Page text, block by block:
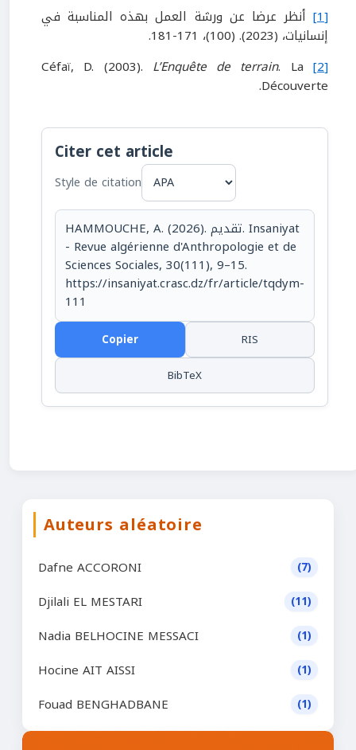
[1]
أنظر عرضا عن ورشة العمل بهذه المناسبة في
إنسانيات، (2023). (100)، 171-181.
[2]
Céfaï, D. (2003).
L’Enquête de terrain. La
Découverte.
Citer cet article
Style de citation
HAMMOUCHE, A. (2026). تقديم. Insaniyat
- Revue algérienne d'Anthropologie et de
Sciences Sociales, 30(111), 9–15.
https://insaniyat.crasc.dz/fr/article/tqdym-
111
Copier
RIS
BibTeX
Auteurs aléatoire
Dafne ACCORONI (7)
Djilali EL MESTARI (11)
Nadia BELHOCINE MESSACI (1)
Hocine AIT AISSI (1)
Fouad BENGHADBANE (1)